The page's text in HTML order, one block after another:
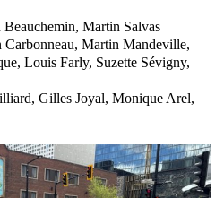
Martin Salvas
Carbonneau, Martin Mandeville,
Louis Farly, Suzette Sévigny,
Gilles Joyal, Monique Arel,